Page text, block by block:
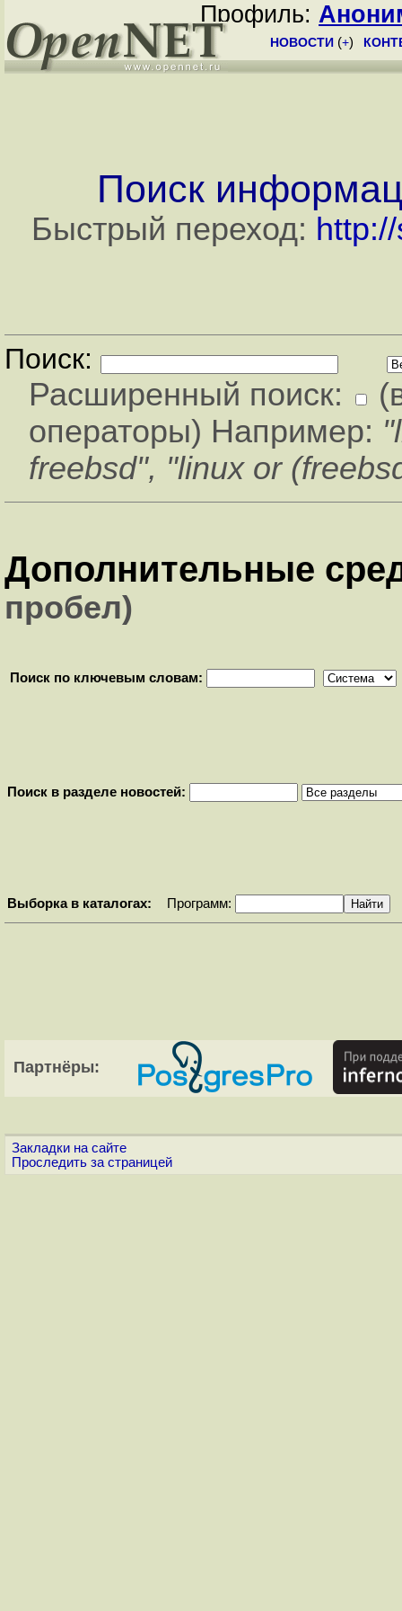
Профиль:
НОВОСТИ (+)
Поиск
Быстрый переход:
Поиск:
Расширенный поиск:
операторы) Например:
freebsd", "linux or
Дополнительные
пробел)
Поиск по ключевым словам:
Поиск в разделе новостей:
Выборка в каталогах: Программ:
Партнёры:
Закладки на сайте
Проследить за страницей